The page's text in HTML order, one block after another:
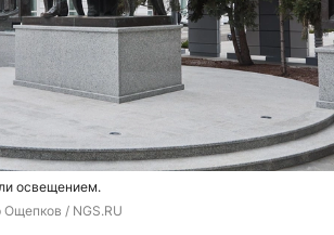
освещением.
Ощепков / NGS.RU